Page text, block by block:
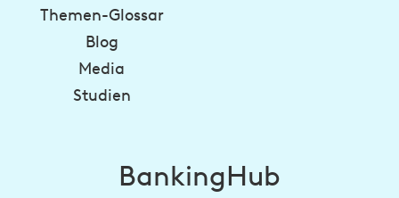
Themen-Glossar
Blog
Media
Studien
BankingHub